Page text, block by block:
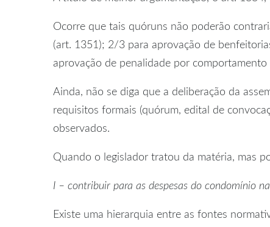
Ocorre que tais quóruns não poderão
(art. 1351); 2/3 para aprovação de
aprovação de penalidade por
Ainda, não se diga que a deliberação da
requisitos formais (quórum, edital de
observados.
Quando o legislador tratou da matéria, mas
I – contribuir para as despesas do condomínio
Existe uma hierarquia entre as fontes